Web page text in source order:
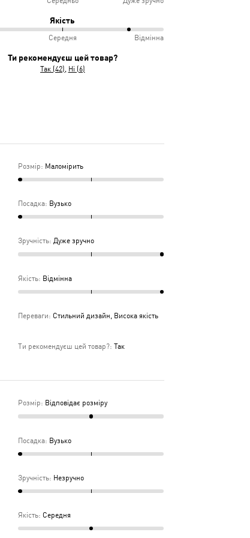
Якість
Середня Відмінна
Ти рекомендуєш цей товар?
Так (42) Ні (6)
Розмір: Маломірить
Посадка: Вузько
Зручність: Дуже зручно
Якість: Відмінна
Переваги: Стильний дизайн, Висока якість
Ти рекомендуєш цей товар?: Так
Розмір: Відповідає розміру
Посадка: Вузько
Зручність: Незручно
Якість: Середня